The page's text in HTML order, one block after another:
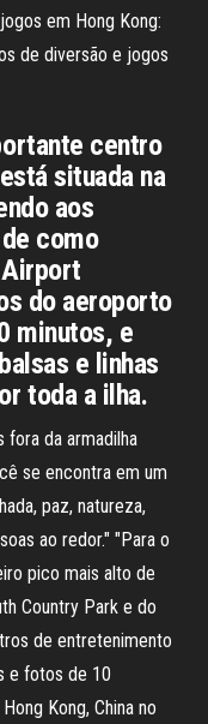
em Hong Kong:
de diversão e jogos
centro
situada na
aos
como
Airport
do aeroporto
minutos, e
e linhas
toda a ilha.
fora da armadilha
se encontra em um
paz, natureza,
ao redor." "Para o
pico mais alto de
Country Park e do
de entretenimento
e fotos de 10
Kong, China no